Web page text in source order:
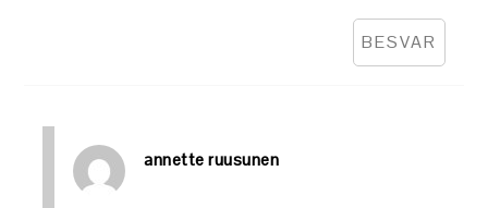
BESVAR
annette ruusunen